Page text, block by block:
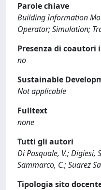
Parole chiave
Building Information
Operator; Simulation;
Presenza di
no
Sustainable
Not applicable
Fulltext
none
Tutti gli autori
Di Pasquale, V.; Digiesi,
Sammarco, C.; Suarez
Tipologia sito